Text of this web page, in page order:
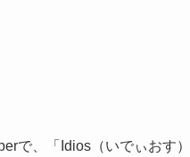
で、「Idios（いでぃおす